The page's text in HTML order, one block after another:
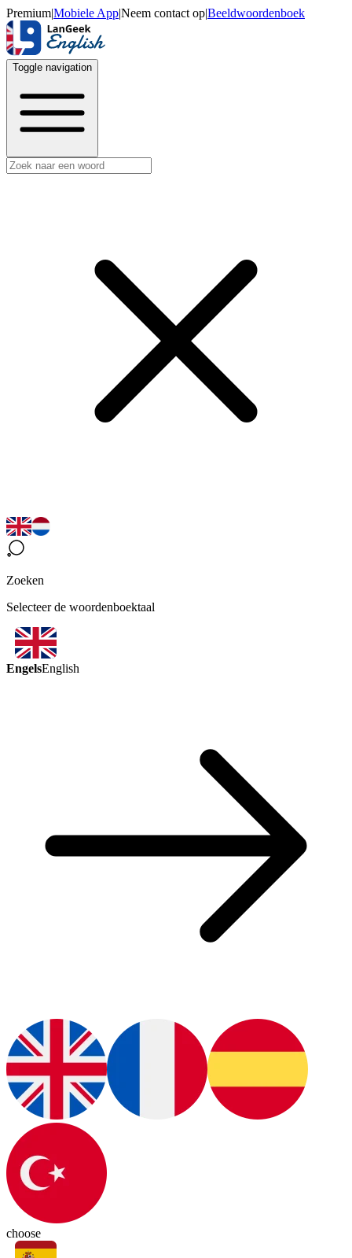
Premium|Mobiele App|Neem contact op|Beeldwoordenboek
Toggle navigation
Zoeken
Selecteer de woordenboektaal
EngelsEnglish
choose